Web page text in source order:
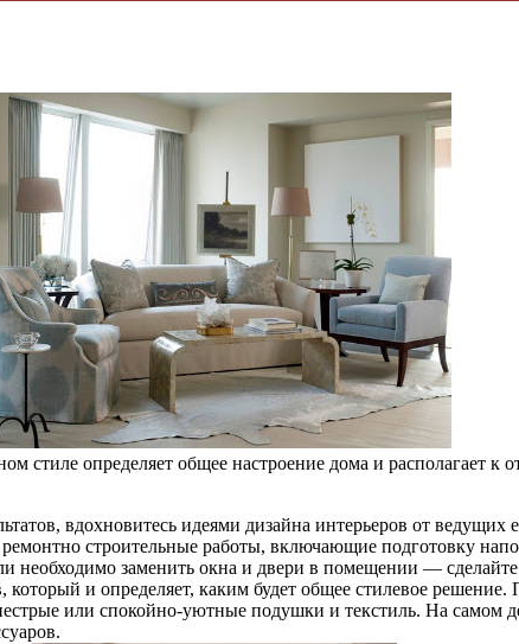
стиле определяет общее настроение дома и располагает
вдохновитесь идеями дизайна интерьеров от ведущих
строительные работы, включающие подготовку
необходимо заменить окна и двери в помещении — сделайте
который и определяет, каким будет общее стилевое
или спокойно-уютные подушки и текстиль. На самом